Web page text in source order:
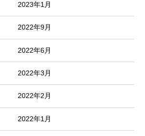
2023年1月
2022年9月
2022年6月
2022年3月
2022年2月
2022年1月